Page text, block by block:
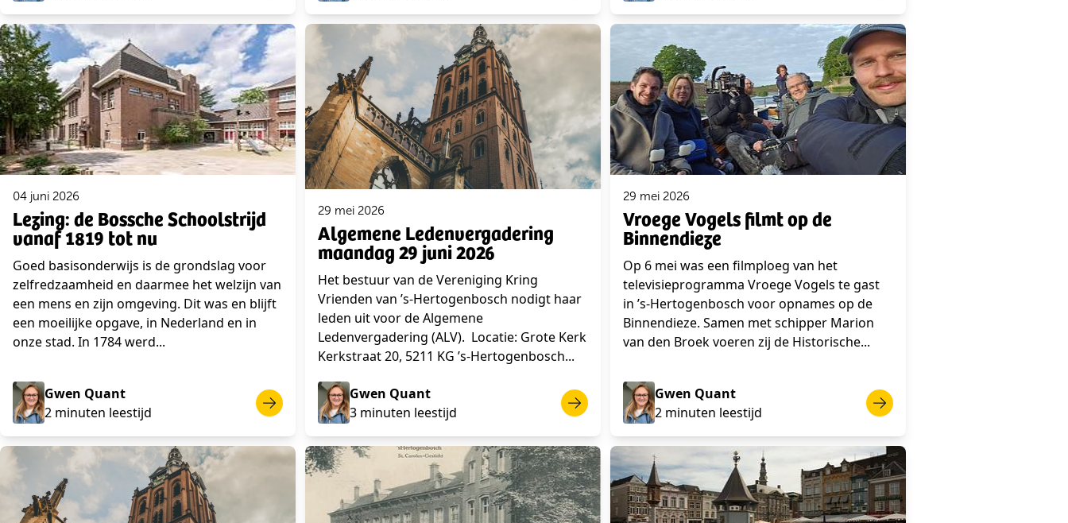
04 juni 2026
Lezing: de Bossche Schoolstrijd
vanaf 1819 tot nu
Goed basisonderwijs is de grondslag voor
zelfredzaamheid en daarmee het welzijn van
een mens en zijn omgeving. Dit was en blijft
een moeilijke opgave, in Nederland en in
onze stad. In 1784 werd...
Gwen Quant
2 minuten leestijd
29 mei 2026
Algemene Ledenvergadering
maandag 29 juni 2026
Het bestuur van de Vereniging Kring
Vrienden van ’s-Hertogenbosch nodigt haar
leden uit voor de Algemene
Ledenvergadering (ALV). Locatie: Grote Kerk
Kerkstraat 20, 5211 KG ’s-Hertogenbosch...
Gwen Quant
3 minuten leestijd
29 mei 2026
Vroege Vogels filmt op de
Binnendieze
Op 6 mei was een filmploeg van het
televisieprogramma Vroege Vogels te gast
in ’s-Hertogenbosch voor opnames op de
Binnendieze. Samen met schipper Marion
van den Broek voeren zij de Historische...
Gwen Quant
2 minuten leestijd